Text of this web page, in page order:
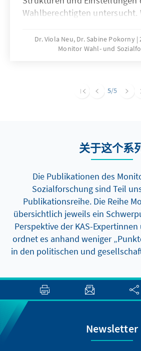
Wahlberechtigten untersucht.
diese begründet?
Dr. Viola Neu, Dr. Sabine Pokorny
Monitor Wahl- und
5/5
关于这个系
Die Publikationen des
Sozialforschung sind Teil
Publikationsreihe. Die Reihe
übersichtlich jeweils ein
Perspektive der KAS-
ordnet es anhand weniger
in den politischen und
Newsletter